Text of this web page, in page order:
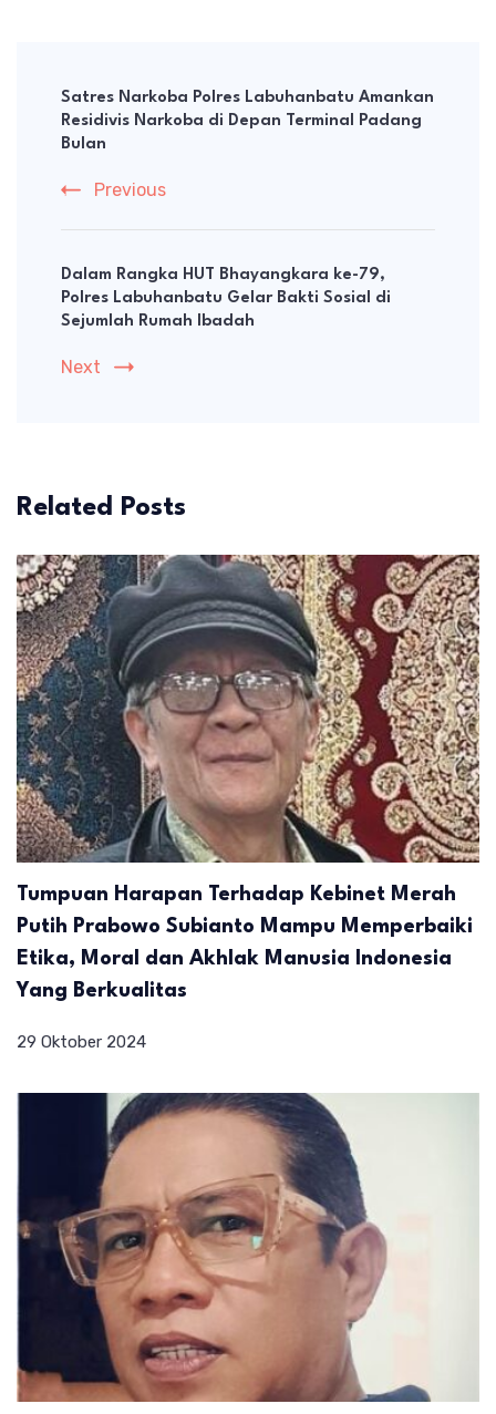
Navigation
Satres Narkoba Polres Labuhanbatu Amankan
Residivis Narkoba di Depan Terminal Padang
Bulan
Previous
Dalam Rangka HUT Bhayangkara ke-79,
Polres Labuhanbatu Gelar Bakti Sosial di
Sejumlah Rumah Ibadah
Next
Related Posts
Tumpuan Harapan Terhadap Kebinet Merah
Putih Prabowo Subianto Mampu Memperbaiki
Etika, Moral dan Akhlak Manusia Indonesia
Yang Berkualitas
29 Oktober 2024